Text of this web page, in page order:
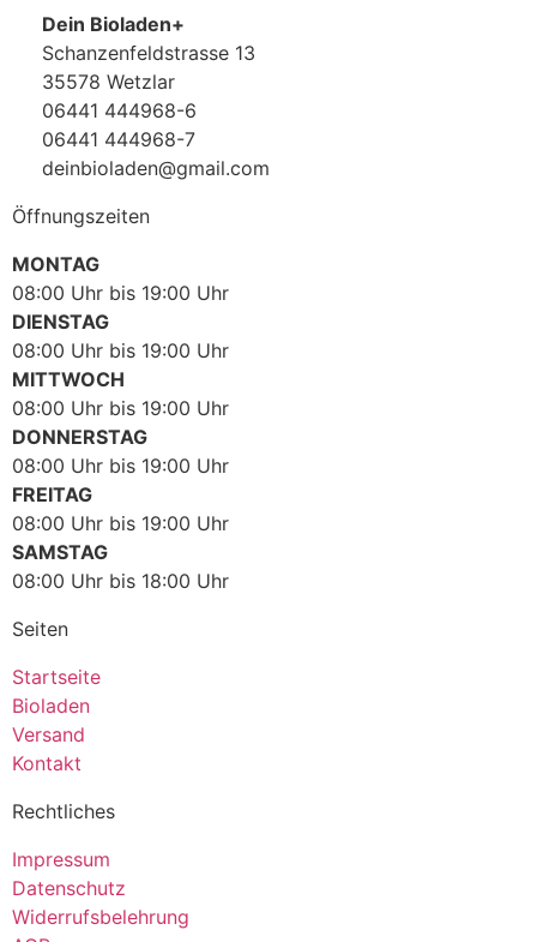
Dein Bioladen+
Schanzenfeldstrasse 13
35578 Wetzlar
06441 444968-6
06441 444968-7
deinbioladen@gmail.com
Öffnungszeiten
MONTAG
08:00 Uhr bis 19:00 Uhr
DIENSTAG
08:00 Uhr bis 19:00 Uhr
MITTWOCH
08:00 Uhr bis 19:00 Uhr
DONNERSTAG
08:00 Uhr bis 19:00 Uhr
FREITAG
08:00 Uhr bis 19:00 Uhr
SAMSTAG
08:00 Uhr bis 18:00 Uhr
Seiten
Startseite
Bioladen
Versand
Kontakt
Rechtliches
Impressum
Datenschutz
Widerrufsbelehrung